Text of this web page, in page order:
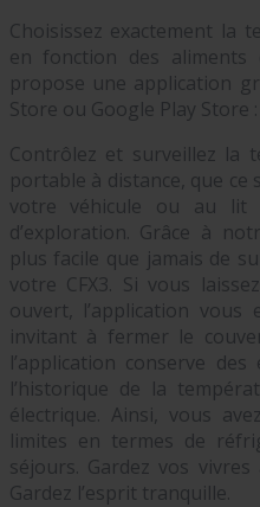
Choisissez exactement la
en fonction des aliments
propose une application
Store ou Google Play Store
Contrôlez et surveillez la
portable à distance, que
votre véhicule ou au lit
d’exploration. Grâce à
plus facile que jamais de
votre CFX3. Si vous
ouvert, l’application
invitant à fermer le
l’application conserve
l’historique de la
électrique. Ainsi, vous
limites en termes de
séjours. Gardez vos
Gardez l’esprit tranquille.